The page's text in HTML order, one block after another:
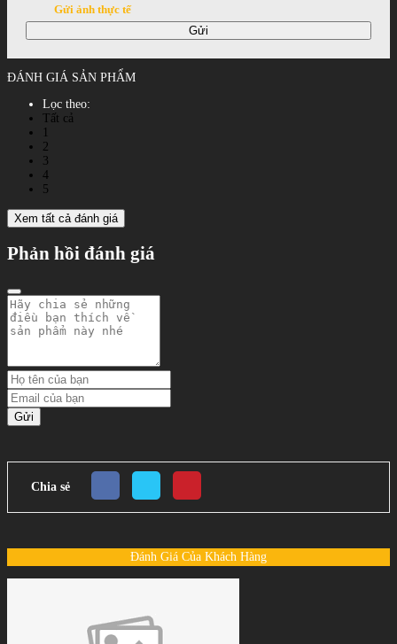
Gửi ảnh thực tế
Gửi
ĐÁNH GIÁ SẢN PHẨM
Lọc theo:
Tất cả
2
3
4
5
Xem tất cả đánh giá
Phản hồi đánh giá
Gửi
Chia sẻ
Đánh Giá Của Khách Hàng